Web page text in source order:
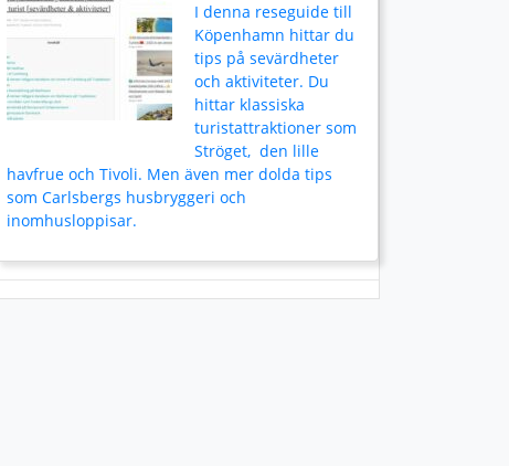
I denna reseguide till
Köpenhamn hittar du
tips på sevärdheter
och aktiviteter. Du
hittar klassiska
turistattraktioner som
Ströget, den lille
havfrue och Tivoli. Men även mer dolda tips
som Carlsbergs husbryggeri och
inomhusloppisar.